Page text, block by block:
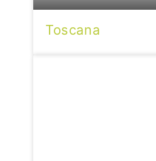
Toscana